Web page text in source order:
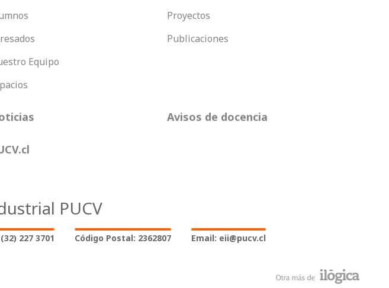
Equipo
Proyectos
Publicaciones
Avisos de docencia
PUCV
227 3701 Código Postal: 2362807 Email: eii@pucv.cl